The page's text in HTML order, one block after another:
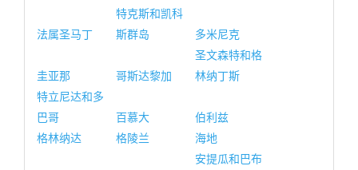
法属圣马丁
特克斯和凯科
斯群岛
多米尼克
圭亚那 哥斯达黎加
圣文森特和格
林纳丁斯
特立尼达和多
巴哥
百慕大
伯利兹
格林纳达
格陵兰 海地
安提瓜和巴布